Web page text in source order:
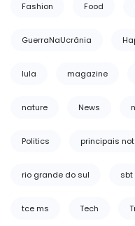
Fashion Food
GuerraNaUcrânia
lula magazine
nature News
Politics principais
rio grande do sul sbt
tce ms Tech